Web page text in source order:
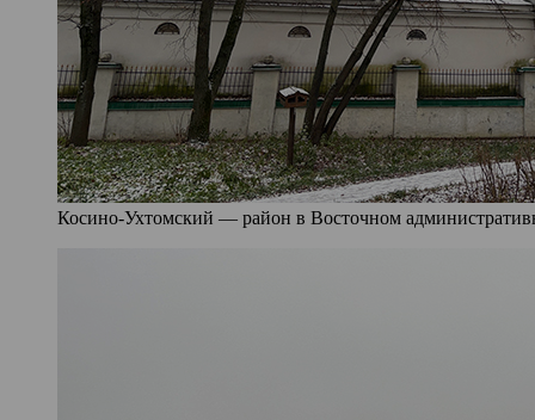
Косино-Ухтомский — район в Восточном